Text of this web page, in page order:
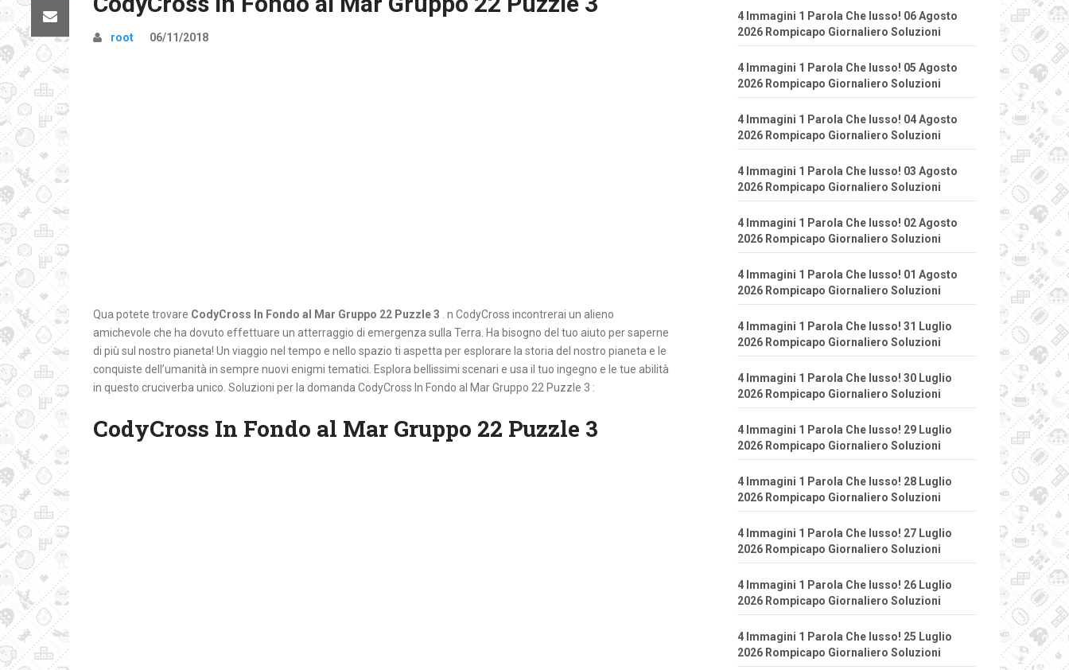
root 06/11/2018
Qua potete trovare CodyCross In Fondo al Mar Gruppo 22 Puzzle 3
. n CodyCross incontrerai un alieno
amichevole che ha dovuto effettuare un atterraggio di emergenza sulla Terra. Ha bisogno del tuo aiuto per saperne
di più sul nostro pianeta! Un viaggio nel tempo e nello spazio ti aspetta per esplorare la storia del nostro pianeta e le
conquiste dell’umanità in sempre nuovi enigmi tematici. Esplora bellissimi scenari e usa il tuo ingegno e le tue abilità
in questo cruciverba unico. Soluzioni per la domanda CodyCross In Fondo al Mar Gruppo 22 Puzzle 3 :
CodyCross In Fondo al Mar Gruppo 22 Puzzle 3
4 Immagini 1 Parola Che lusso! 06 Agosto
2026 Rompicapo Giornaliero Soluzioni
4 Immagini 1 Parola Che lusso! 05 Agosto
2026 Rompicapo Giornaliero Soluzioni
4 Immagini 1 Parola Che lusso! 04 Agosto
2026 Rompicapo Giornaliero Soluzioni
4 Immagini 1 Parola Che lusso! 03 Agosto
2026 Rompicapo Giornaliero Soluzioni
4 Immagini 1 Parola Che lusso! 02 Agosto
2026 Rompicapo Giornaliero Soluzioni
4 Immagini 1 Parola Che lusso! 01 Agosto
2026 Rompicapo Giornaliero Soluzioni
4 Immagini 1 Parola Che lusso! 31 Luglio
2026 Rompicapo Giornaliero Soluzioni
4 Immagini 1 Parola Che lusso! 30 Luglio
2026 Rompicapo Giornaliero Soluzioni
4 Immagini 1 Parola Che lusso! 29 Luglio
2026 Rompicapo Giornaliero Soluzioni
4 Immagini 1 Parola Che lusso! 28 Luglio
2026 Rompicapo Giornaliero Soluzioni
4 Immagini 1 Parola Che lusso! 27 Luglio
2026 Rompicapo Giornaliero Soluzioni
4 Immagini 1 Parola Che lusso! 26 Luglio
2026 Rompicapo Giornaliero Soluzioni
4 Immagini 1 Parola Che lusso! 25 Luglio
2026 Rompicapo Giornaliero Soluzioni